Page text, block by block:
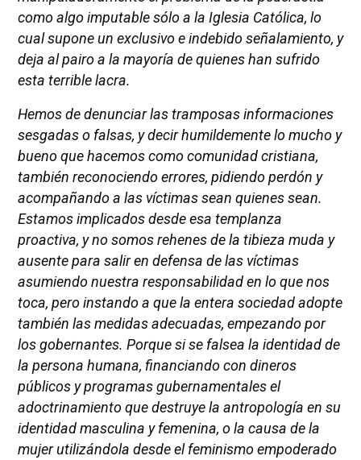
como algo imputable sólo a la Iglesia Católica, lo
cual supone un exclusivo e indebido señalamiento, y
deja al pairo a la mayoría de quienes han sufrido
esta terrible lacra.
Hemos de denunciar las tramposas informaciones
sesgadas o falsas, y decir humildemente lo mucho y
bueno que hacemos como comunidad cristiana,
también reconociendo errores, pidiendo perdón y
acompañando a las víctimas sean quienes sean.
Estamos implicados desde esa templanza
proactiva, y no somos rehenes de la tibieza muda y
ausente para salir en defensa de las víctimas
asumiendo nuestra responsabilidad en lo que nos
toca, pero instando a que la entera sociedad adopte
también las medidas adecuadas, empezando por
los gobernantes. Porque si se falsea la identidad de
la persona humana, financiando con dineros
públicos y programas gubernamentales el
adoctrinamiento que destruye la antropología en su
identidad masculina y femenina, o la causa de la
mujer utilizándola desde el feminismo empoderado